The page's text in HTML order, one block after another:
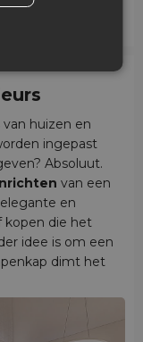
huizen en
ingepast
Absoluut.
van een
en
kopen die het
idee is om een
dimt het